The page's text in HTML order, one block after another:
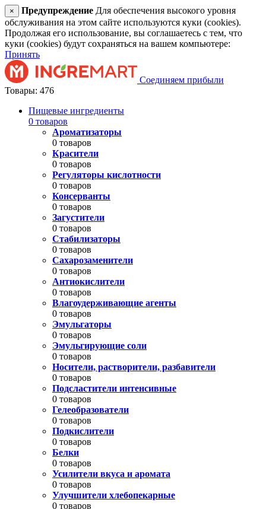
× Предупреждение Для обеспечения высокого уровня
обслуживания на этом сайте используются куки (cookies).
Продолжая его использование, вы соглашаетесь с тем, что
куки (cookies) будут сохраняться на вашем компьютере:
Принять
Соединяем прибыли
Товары: 476
Пищевые ингредиенты
0 товаров
Ароматизаторы
0 товаров
Красители
0 товаров
Регуляторы кислотности
0 товаров
Консерванты
0 товаров
Загустители
0 товаров
Стабилизаторы
0 товаров
Сахарозаменители
0 товаров
Антиокислители
0 товаров
Влагоудерживающие агенты
0 товаров
Эмульгаторы
0 товаров
Эмульгирующие соли
0 товаров
Носители, растворители, разбавители
0 товаров
Подсластители интенсивные
0 товаров
Гелеобразователи
0 товаров
Подкислители
0 товаров
Белки
0 товаров
Усилители вкуса и аромата
0 товаров
Улучшители хлебопекарные
0 товаров